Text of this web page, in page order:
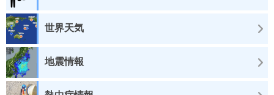
世界天気
地震情報